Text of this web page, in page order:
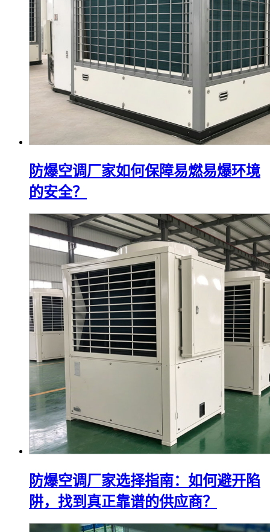
防爆空调厂家如何保障易燃易爆环境
的安全？
防爆空调厂家选择指南：如何避开陷
阱，找到真正靠谱的供应商？